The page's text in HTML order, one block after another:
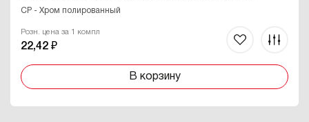
CP - Хром полированный
Розн. цена за 1 компл
22,42 ₽
В корзину